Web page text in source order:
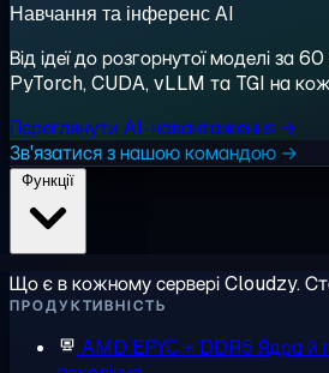
Навчання та інференс AI
Від ідеї до розгорнутої моделі за
PyTorch, CUDA, vLLM та TGI на
Переглянути AI-навантаження →
Зв'язатися з нашою командою →
Що є в кожному сервері Cloudzy.
ПРОДУКТИВНІСТЬ
AMD EPYC + DDR5 Ядра й